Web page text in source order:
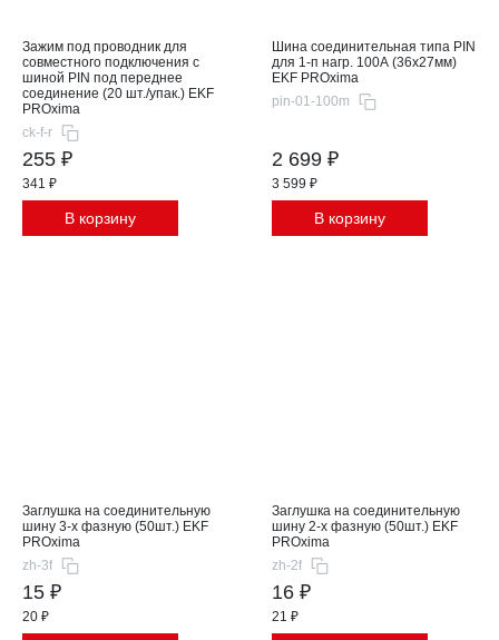
Зажим под проводник для
совместного подключения с
шиной PIN под переднее
соединение (20 шт./упак.) EKF
PROxima
ck-f-r
255 ₽
341 ₽
В корзину
Шина соединительная типа PIN
для 1-п нагр. 100А (36x27мм)
EKF PROxima
pin-01-100m
2 699 ₽
3 599 ₽
В корзину
Заглушка на соединительную
шину 3-х фазную (50шт.) EKF
PROxima
zh-3f
15 ₽
20 ₽
Заглушка на соединительную
шину 2-х фазную (50шт.) EKF
PROxima
zh-2f
16 ₽
21 ₽